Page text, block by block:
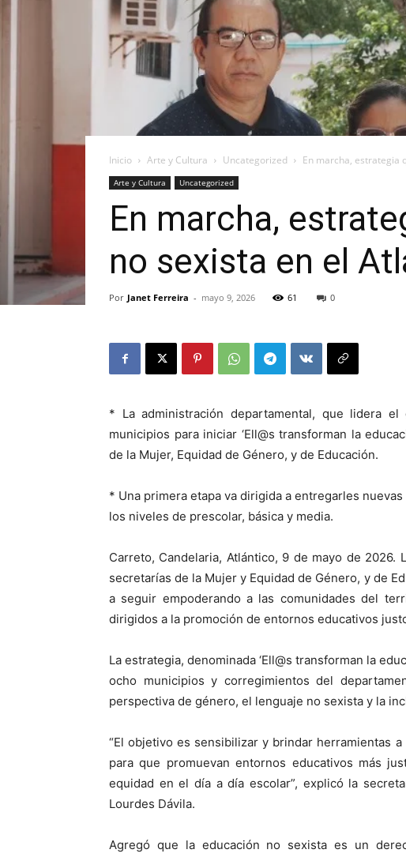
Inicio Arte y Cultura Uncategorized En marcha, estrategia
Arte y Cultura Uncategorized
En marcha,
no sexista en el
Por Janet Ferreira - mayo 9, 2026 61 0
* La administración departamental, que lidera el
municipios para iniciar ‘Ell@s transforman la
de la Mujer, Equidad de Género, y de Educación.
* Una primera etapa va dirigida a entregarles
los niveles de prescolar, básica y media.
Carreto, Candelaria, Atlántico, 9 de mayo de 2026.
secretarías de la Mujer y Equidad de Género, y de
a seguir empoderando a las comunidades del
dirigidos a la promoción de entornos educativos
La estrategia, denominada ‘Ell@s transforman la
ocho municipios y corregimientos del
perspectiva de género, el lenguaje no sexista y la
“El objetivo es sensibilizar y brindar herramientas
para que promuevan entornos educativos más
equidad en el día a día escolar”, explicó la
Lourdes Dávila.
Agregó que la educación no sexista es un